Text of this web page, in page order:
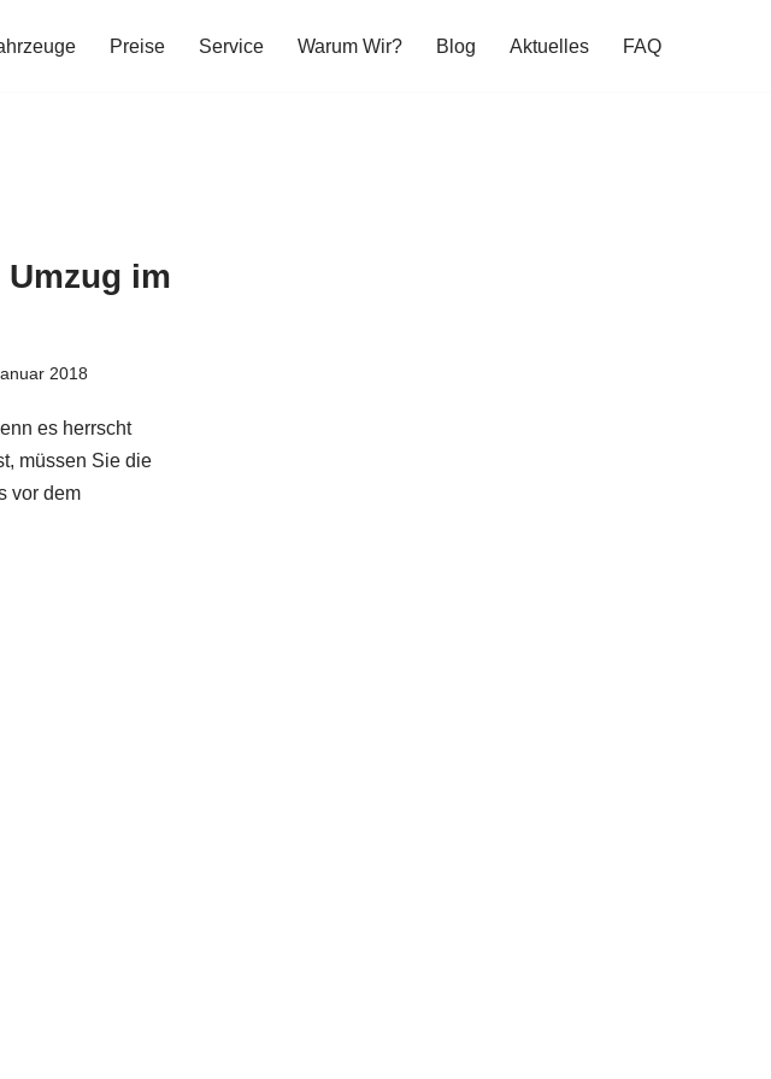
Preise Service Warum Wir? Blog Aktuelles FAQ
im
2018
es herrscht
müssen Sie die
vor dem